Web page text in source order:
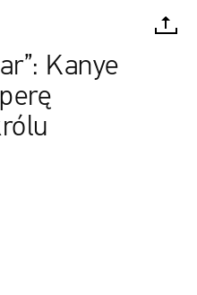
Kanye
TWITTER